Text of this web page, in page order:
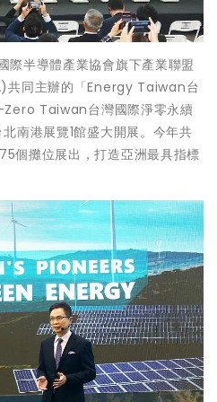
際半導體產業協會旗下產業聯盟
共同主辦的「Energy Taiwan台
Taiwan台灣國際淨零永續
南港展覽1館盛大開展。今年共
個攤位展出，打造亞洲最具指標